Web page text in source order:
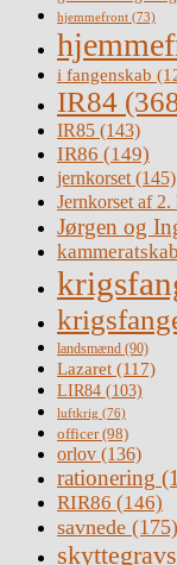
hjemmefront (73)
i fangenskab
IR84
IR85 (143)
IR86 (149)
jernkorset(145)
Jernkorset af 2.
Jørgen og
kammeratskab
landsmænd (90)
Lazaret (117)
LIR84 (103)
luftkrig (76)
officer(98)
orlov (136)
rationering
RIR86 (146)
savnede (175)